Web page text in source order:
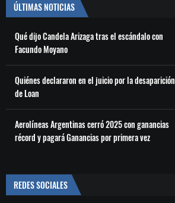
ÚLTIMAS NOTICIAS
Qué dijo Candela Arizaga tras el escándalo con
Facundo Moyano
Quiénes declararon en el juicio por la desaparición
de Loan
Aerolíneas Argentinas cerró 2025 con ganancias
récord y pagará Ganancias por primera vez
REDES SOCIALES